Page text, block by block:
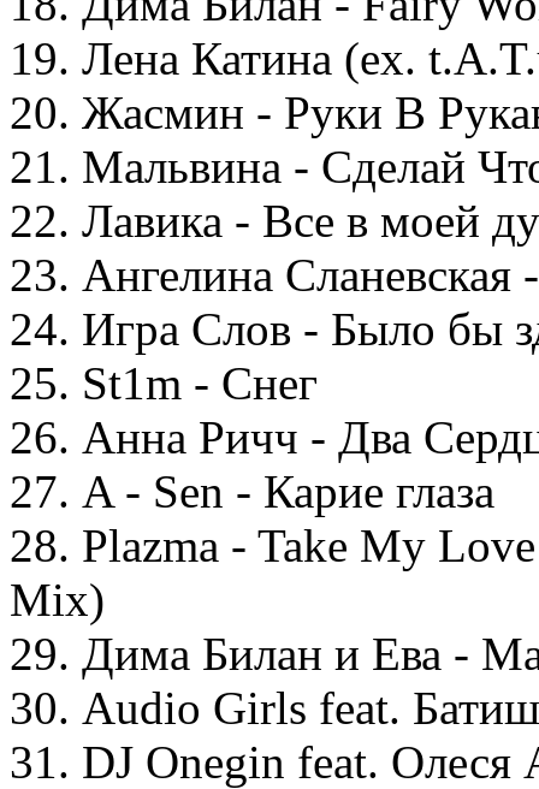
19. Лена Катина (ex.
20. Жасмин - Руки В
21. Мальвина - Сделай
22. Лавика - Все в моей
23. Ангелина
24. Игра Слов - Было бы
25. St1m - Снег
26. Анна Ричч - Два
27. A - Sen - Карие глаза
28. Plazma - Take My
Mix)
29. Дима Билан и Ева -
30. Audio Girls feat.
31. DJ Onegin feat. Олеся